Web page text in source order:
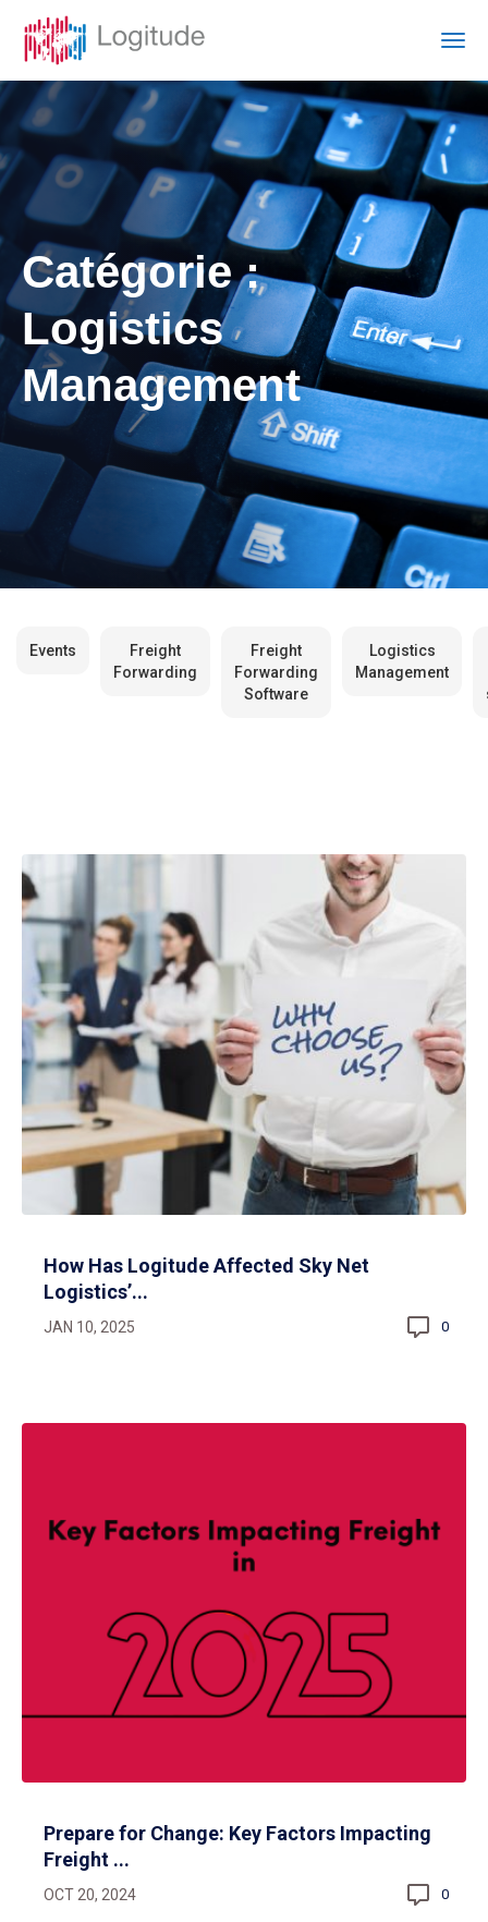
Catégorie :
Logistics
Management
Events
Freight
Forwarding
Freight
Forwarding
Software
Logistics
Management
How Has Logitude Affected Sky Net
Logistics’...
JAN 10, 2025 0
Prepare for Change: Key Factors Impacting
Freight ...
OCT 20, 2024 0